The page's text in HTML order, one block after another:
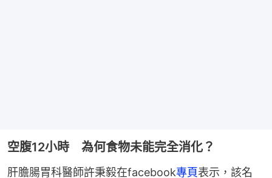
空腹12小時 為何食物未能完全消化？
肝膽腸胃科醫師許秉毅在facebook專頁表示，該名